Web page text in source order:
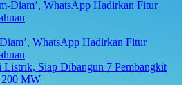
WhatsApp Hadirkan Fitur